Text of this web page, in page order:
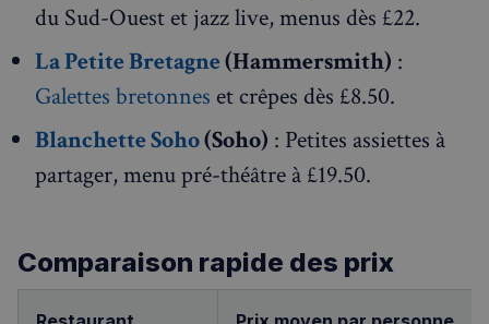
du Sud-Ouest et jazz live, menus dès £22.
La Petite Bretagne(Hammersmith) :
Galettes bretonnes et crêpes dès £8.50.
Blanchette Soho(Soho) : Petites assiettes à
partager, menu pré-théâtre à £19.50.
Comparaison rapide des prix